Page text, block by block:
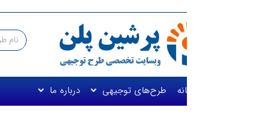
طرح‌های توجیهی درباره ما